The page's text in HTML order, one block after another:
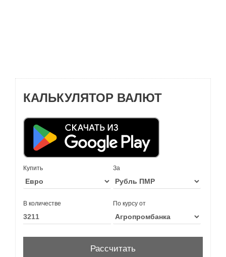
КАЛЬКУЛЯТОР ВАЛЮТ
Купить За
В количестве По курсу от